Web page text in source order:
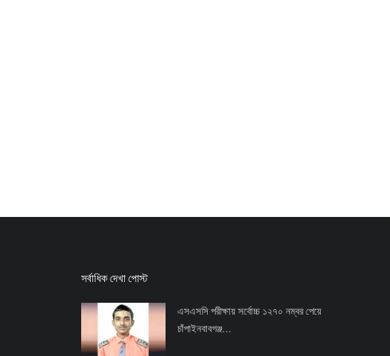
সর্বাধিক দেখা পোস্ট
এসএসসি পরীক্ষায় সর্বোচ্চ ১২৭০ নম্বর পেয়ে
চাঁপাইনবাবগঞ্জ...